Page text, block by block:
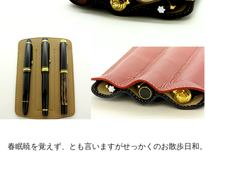
春眠暁を覚えず、とも言いますがせっかくのお散歩日和。